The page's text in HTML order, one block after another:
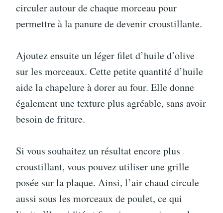
circuler autour de chaque morceau pour
permettre à la panure de devenir croustillante.
Ajoutez ensuite un léger filet d’huile d’olive
sur les morceaux. Cette petite quantité d’huile
aide la chapelure à dorer au four. Elle donne
également une texture plus agréable, sans avoir
besoin de friture.
Si vous souhaitez un résultat encore plus
croustillant, vous pouvez utiliser une grille
posée sur la plaque. Ainsi, l’air chaud circule
aussi sous les morceaux de poulet, ce qui